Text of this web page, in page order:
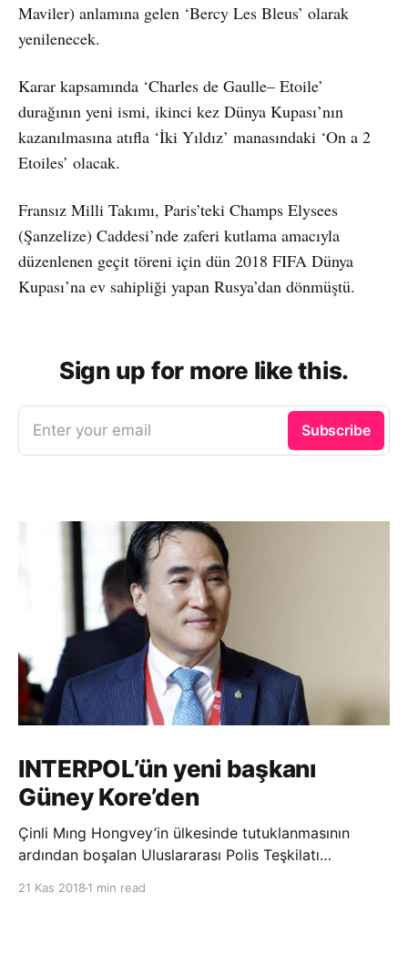
Maviler) anlamına gelen ‘Bercy Les Bleus’ olarak
yenilenecek.
Karar kapsamında ‘Charles de Gaulle– Etoile’
durağının yeni ismi, ikinci kez Dünya Kupası’nın
kazanılmasına atıfla ‘İki Yıldız’ manasındaki ‘On a 2
Etoiles’ olacak.
Fransız Milli Takımı, Paris’teki Champs Elysees
(Şanzelize) Caddesi’nde zaferi kutlama amacıyla
düzenlenen geçit töreni için dün 2018 FIFA Dünya
Kupası’na ev sahipliği yapan Rusya’dan dönmüştü.
Sign up for more like this.
Enter your email Subscribe
INTERPOL’ün yeni başkanı
Güney Kore’den
Çinli Mıng Hongvey’in ülkesinde tutuklanmasının
ardından boşalan Uluslararası Polis Teşkilatı
21 Kas 2018 1 min read